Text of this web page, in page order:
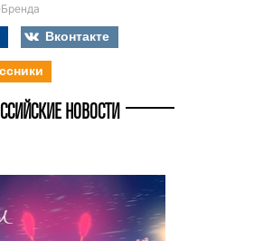
Вконтакте
НОВОСТИ